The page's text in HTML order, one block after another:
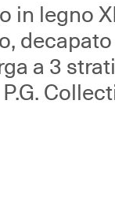
in legno
a 3